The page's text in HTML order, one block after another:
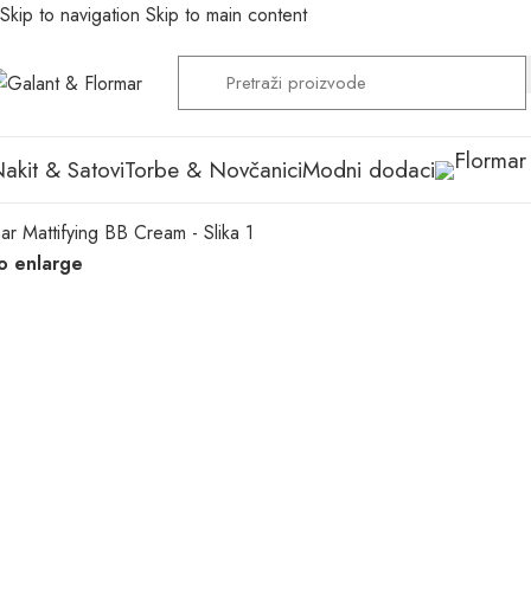
Skip to navigation Skip to main content
& SatoviTorbe & NovčaniciModni dodaci
enlarge